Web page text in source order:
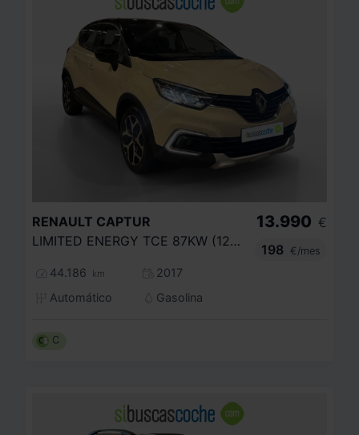
RENAULT CAPTUR
LIMITED ENERGY TCE 87KW (120CV)
44.186 km
2017
Automático
Gasolina
13.990 €
198
€/mes
C